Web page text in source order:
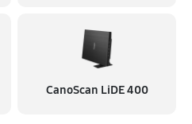
CanoScan LiDE 400